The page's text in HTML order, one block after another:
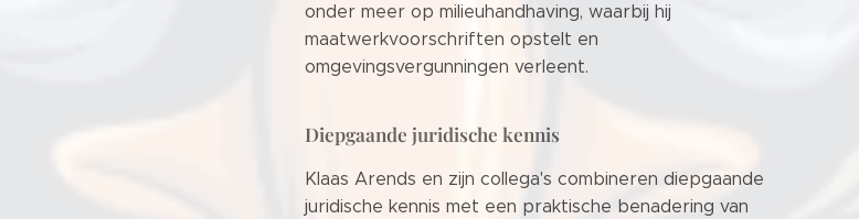
onder meer op milieuhandhaving, waarbij hij
maatwerkvoorschriften opstelt en
omgevingsvergunningen verleent.
Diepgaande juridische kennis
Klaas Arends en zijn collega's combineren diepgaande
juridische kennis met een praktische benadering van